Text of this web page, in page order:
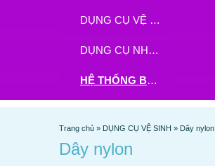
DỤNG CỤ VỆ SINH
DỤNG CỤ NHÀ BẾP
HỆ THỐNG BHX - TGDĐ ĐẶT HÀNG TẠI ĐÂY
Trang chủ » DỤNG CỤ VỆ SINH » Dây nylon
Dây nylon